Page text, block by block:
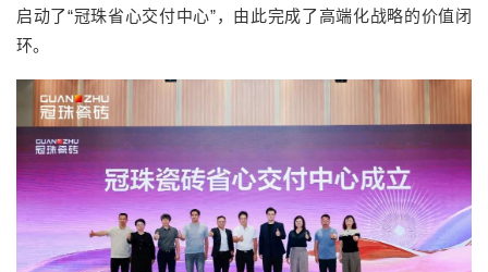
启动了“冠珠省心交付中心”，由此完成了高端化战略的价值闭
环。